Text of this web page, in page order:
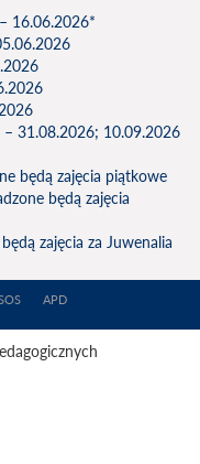
16.06.2026*
– 31.08.2026; 10.09.2026
będą zajęcia piątkowe
będą zajęcia
zajęcia za Juwenalia
APD